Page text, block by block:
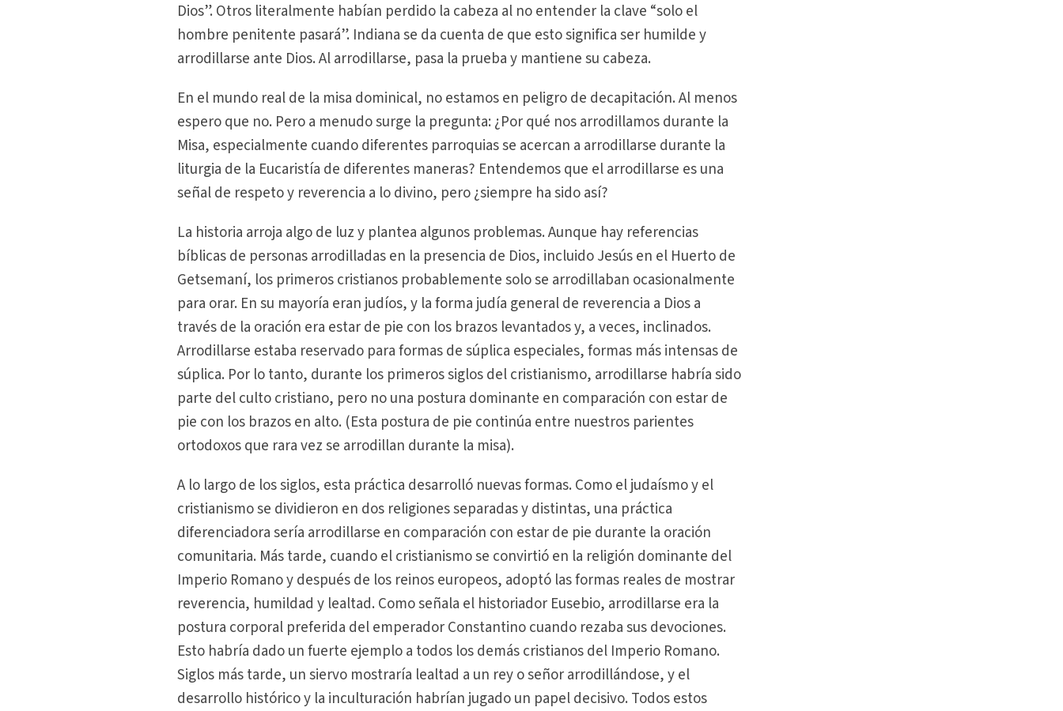
Dios”. Otros literalmente habían perdido la cabeza al no entender la clave “solo el
hombre penitente pasará”. Indiana se da cuenta de que esto significa ser humilde y
arrodillarse ante Dios. Al arrodillarse, pasa la prueba y mantiene su cabeza.
En el mundo real de la misa dominical, no estamos en peligro de decapitación. Al menos
espero que no. Pero a menudo surge la pregunta: ¿Por qué nos arrodillamos durante la
Misa, especialmente cuando diferentes parroquias se acercan a arrodillarse durante la
liturgia de la Eucaristía de diferentes maneras? Entendemos que el arrodillarse es una
señal de respeto y reverencia a lo divino, pero ¿siempre ha sido así?
La historia arroja algo de luz y plantea algunos problemas. Aunque hay referencias
bíblicas de personas arrodilladas en la presencia de Dios, incluido Jesús en el Huerto de
Getsemaní, los primeros cristianos probablemente solo se arrodillaban ocasionalmente
para orar. En su mayoría eran judíos, y la forma judía general de reverencia a Dios a
través de la oración era estar de pie con los brazos levantados y, a veces, inclinados.
Arrodillarse estaba reservado para formas de súplica especiales, formas más intensas de
súplica. Por lo tanto, durante los primeros siglos del cristianismo, arrodillarse habría sido
parte del culto cristiano, pero no una postura dominante en comparación con estar de
pie con los brazos en alto. (Esta postura de pie continúa entre nuestros parientes
ortodoxos que rara vez se arrodillan durante la misa).
A lo largo de los siglos, esta práctica desarrolló nuevas formas. Como el judaísmo y el
cristianismo se dividieron en dos religiones separadas y distintas, una práctica
diferenciadora sería arrodillarse en comparación con estar de pie durante la oración
comunitaria. Más tarde, cuando el cristianismo se convirtió en la religión dominante del
Imperio Romano y después de los reinos europeos, adoptó las formas reales de mostrar
reverencia, humildad y lealtad. Como señala el historiador Eusebio, arrodillarse era la
postura corporal preferida del emperador Constantino cuando rezaba sus devociones.
Esto habría dado un fuerte ejemplo a todos los demás cristianos del Imperio Romano.
Siglos más tarde, un siervo mostraría lealtad a un rey o señor arrodillándose, y el
desarrollo histórico y la inculturación habrían jugado un papel decisivo. Todos estos